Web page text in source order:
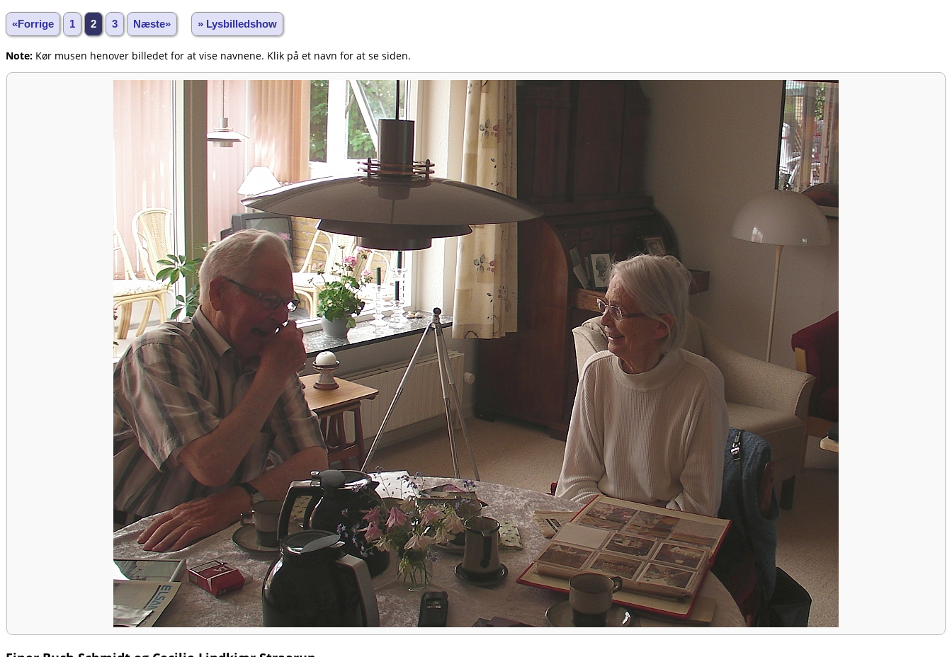
«Forrige 1 2 3 Næste» » Lysbilledshow
Note: Kør musen henover billedet for at vise navnene. Klik på et navn for at se siden.